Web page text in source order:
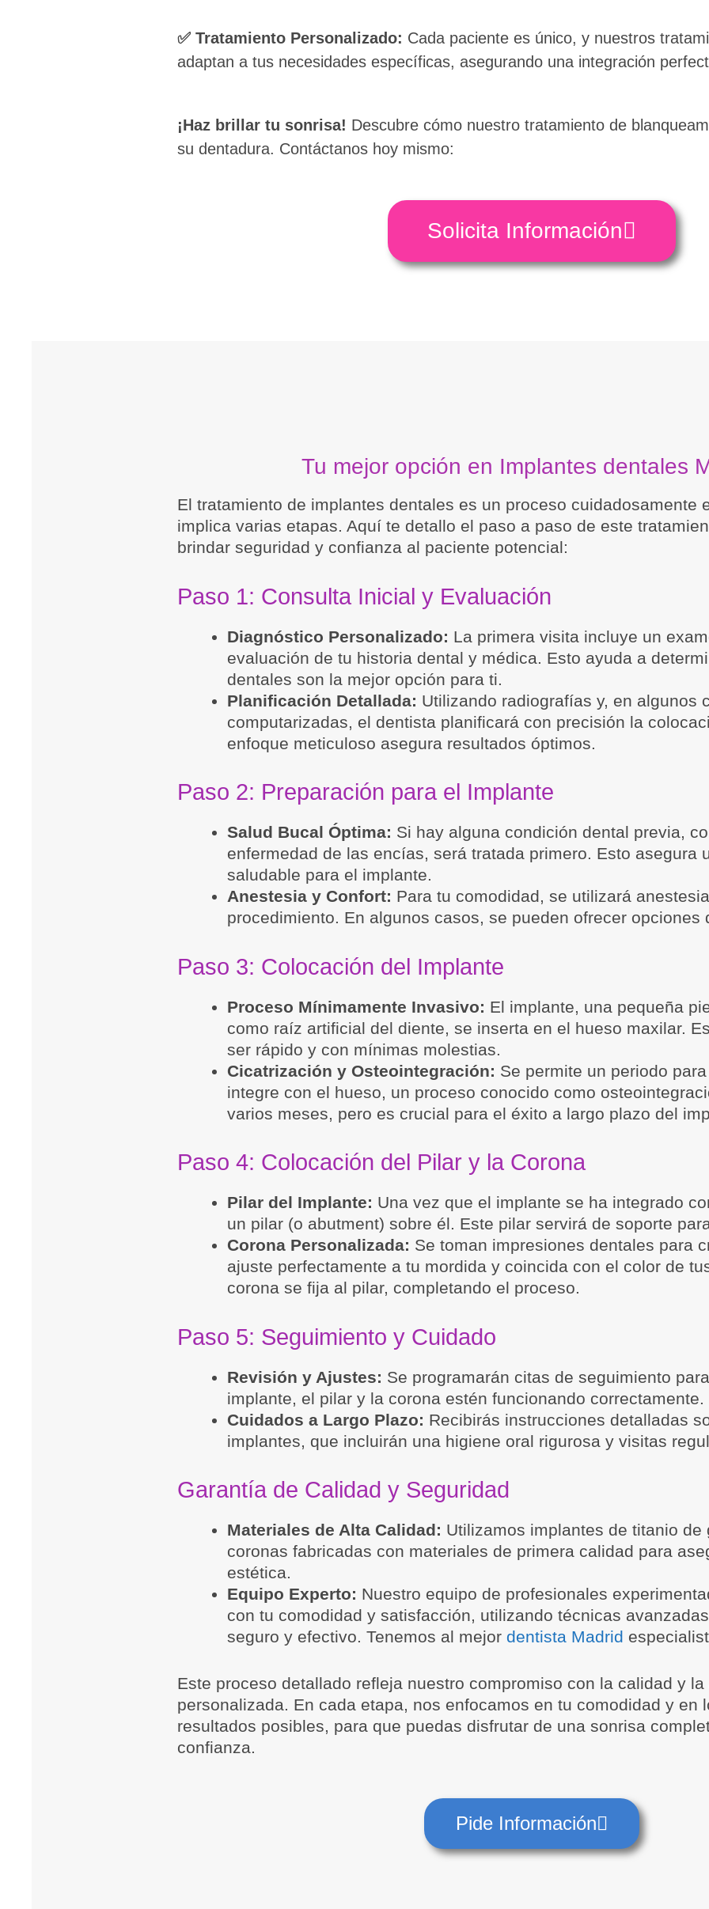
✅ Tratamiento Personalizado: Cada paciente es único, y nuestros
adaptan a tus necesidades específicas, asegurando una integración
¡Haz brillar tu sonrisa! Descubre cómo nuestro tratamiento de
su dentadura. Contáctanos hoy mismo:
Solicita Información
Tu mejor opción en Implantes dentales
El tratamiento de implantes dentales es un proceso cuidadosamente
implica varias etapas. Aquí te detallo el paso a paso de este
brindar seguridad y confianza al paciente potencial:
Paso 1: Consulta Inicial y Evaluación
Diagnóstico Personalizado: La primera visita incluye un
evaluación de tu historia dental y médica. Esto ayuda a
dentales son la mejor opción para ti.
Planificación Detallada: Utilizando radiografías y, en algunos
computarizadas, el dentista planificará con precisión la
enfoque meticuloso asegura resultados óptimos.
Paso 2: Preparación para el Implante
Salud Bucal Óptima: Si hay alguna condición dental previa,
enfermedad de las encías, será tratada primero. Esto asegura
saludable para el implante.
Anestesia y Confort: Para tu comodidad, se utilizará
procedimiento. En algunos casos, se pueden ofrecer opciones
Paso 3: Colocación del Implante
Proceso Mínimamente Invasivo: El implante, una pequeña
como raíz artificial del diente, se inserta en el hueso maxilar.
ser rápido y con mínimas molestias.
Cicatrización y Osteointegración: Se permite un periodo
integre con el hueso, un proceso conocido como
varios meses, pero es crucial para el éxito a largo plazo del
Paso 4: Colocación del Pilar y la Corona
Pilar del Implante: Una vez que el implante se ha integrado
un pilar (o abutment) sobre él. Este pilar servirá de soporte
Corona Personalizada: Se toman impresiones dentales para
ajuste perfectamente a tu mordida y coincida con el color de
corona se fija al pilar, completando el proceso.
Paso 5: Seguimiento y Cuidado
Revisión y Ajustes: Se programarán citas de seguimiento
implante, el pilar y la corona estén funcionando correctamente.
Cuidados a Largo Plazo: Recibirás instrucciones detalladas
implantes, que incluirán una higiene oral rigurosa y visitas
Garantía de Calidad y Seguridad
Materiales de Alta Calidad: Utilizamos implantes de titanio de
coronas fabricadas con materiales de primera calidad para
estética.
Equipo Experto: Nuestro equipo de profesionales
con tu comodidad y satisfacción, utilizando técnicas
seguro y efectivo. Tenemos al mejor dentista Madrid
Este proceso detallado refleja nuestro compromiso con la calidad y la
personalizada. En cada etapa, nos enfocamos en tu comodidad y en
resultados posibles, para que puedas disfrutar de una sonrisa
confianza.
Pide Información